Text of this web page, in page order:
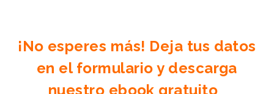
¡No esperes más! Deja tus datos
en el formulario y descarga
nuestro ebook gratuito